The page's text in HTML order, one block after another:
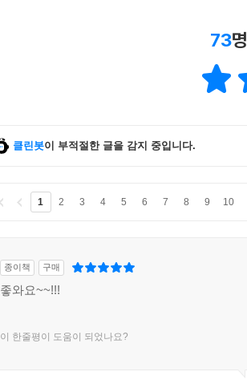
73
클린봇이 부적절한 글을 감지 중입니다.
1 2 3 4 5 6 7 8 9 10
종이책 구매
좋와요~~!!!
이 한줄평이 도움이 되었나요?